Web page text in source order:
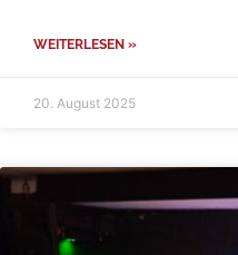
WEITERLESEN »
20. August 2025